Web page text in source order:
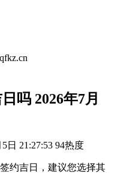
吗 2026年7月
日 21:27:53 94热度
约吉日，建议您选择其